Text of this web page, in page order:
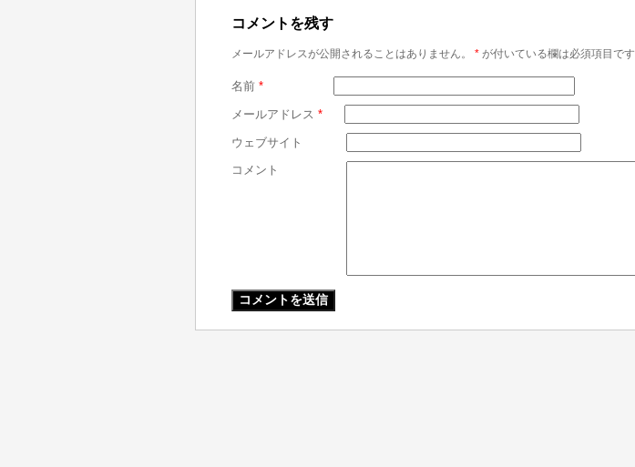
コメントを残す
メールアドレスが公開されることはありません。 * が付いている欄は必須項目です
名前 *
メールアドレス *
ウェブサイト
コメント